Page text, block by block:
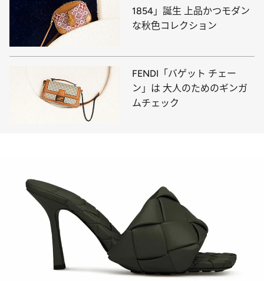
1854」誕生 上品かつモダン
な秋色コレクション
FENDI「バゲット チェー
ン」は 大人のためのギンガ
ムチェック